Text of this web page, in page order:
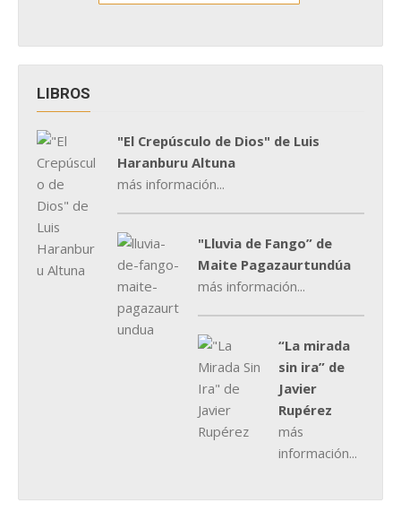
LIBROS
"El Crepúsculo de Dios" de Luis
Haranburu Altuna
más información...
"Lluvia de Fango” de
Maite Pagazaurtundúa
más información...
“La mirada
sin ira” de
Javier
Rupérez
más
información...